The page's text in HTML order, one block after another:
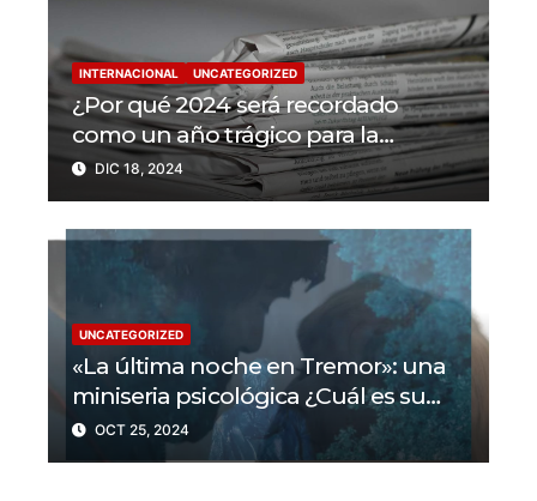
INTERNACIONAL UNCATEGORIZED
¿Por qué 2024 será recordado
como un año trágico para la
libertad de prensa? Un tercio de los
periodistas asesinados por Israel
DIC 18, 2024
UNCATEGORIZED
«La última noche en Tremor»: una
miniseria psicológica ¿Cuál es su
trama?
OCT 25, 2024